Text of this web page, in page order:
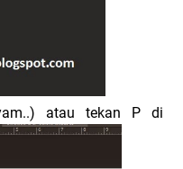
atau tekan P di